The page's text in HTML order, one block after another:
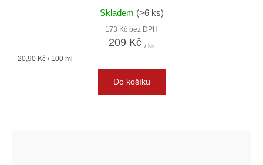
Skladem (>6 ks)
173 Kč bez DPH
209 Kč / ks
Měrná
20,90 Kč / 100 ml
Do košíku